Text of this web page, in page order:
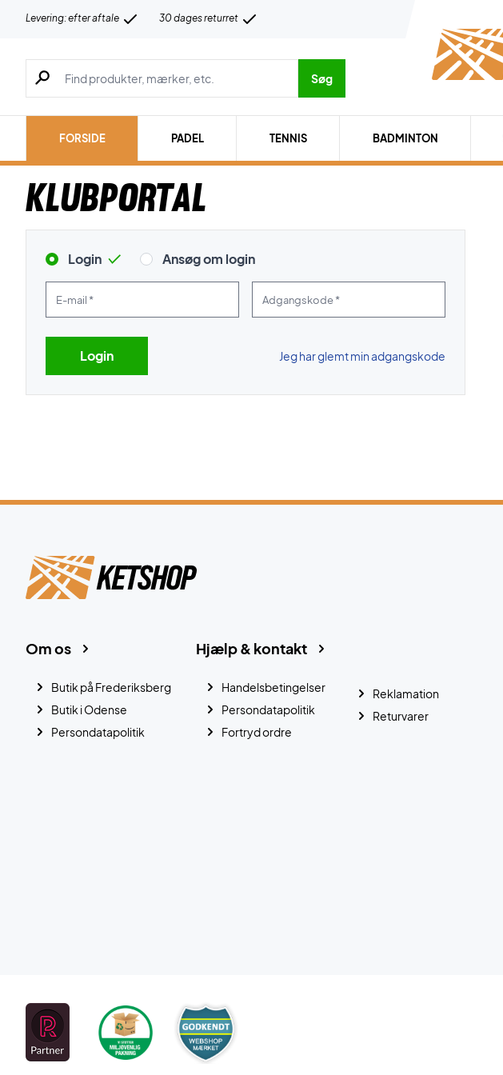
Levering: efter aftale 30 dages returret
Søg efter produkter, mærker etc.
Søg
FORSIDE PADEL TENNIS BADMINTON
Klubportal
Login Ansøg om login
Jeg har glemt min adgangskode
Hjælp & kontakt
Handelsbetingelser
Persondatapolitik
Fortryd ordre
Reklamation
Returvarer
Om os
Butik på Frederiksberg
Butik i Odense
Persondatapolitik